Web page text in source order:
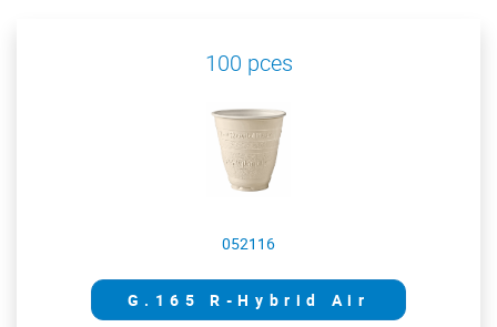
100 pces
052116
G.165 R-Hybrid Air